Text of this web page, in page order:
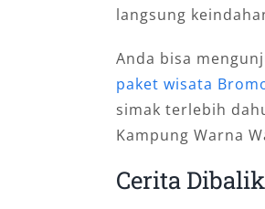
langsung
Anda bisa
paket wisata
simak terlebih
Kampung Warna
Cerita